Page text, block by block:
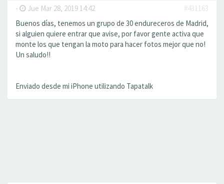
- Jue Mar 28, 2019 14:42
#431163
Buenos días, tenemos un grupo de 30 endureceros de Madrid,
si alguien quiere entrar que avise, por favor gente activa que
monte los que tengan la moto para hacer fotos mejor que no!
Un saludo!!
Enviado desde mi iPhone utilizando Tapatalk